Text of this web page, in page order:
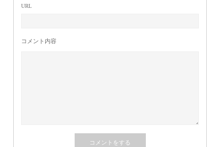
URL
コメント内容